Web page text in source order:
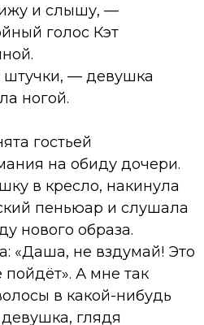
и слышу, —
голос Кэт
штучки, — девушка
ногой.
гостьей
на обиду дочери.
в кресло, накинула
пеньюар и слушала
нового образа.
«Даша, не вздумай! Это
пойдёт». А мне так
в какой-нибудь
глядя